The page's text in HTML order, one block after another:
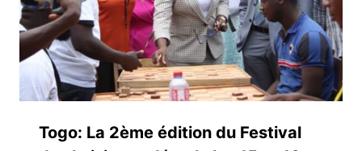
Togo: La 2ème édition du Festival